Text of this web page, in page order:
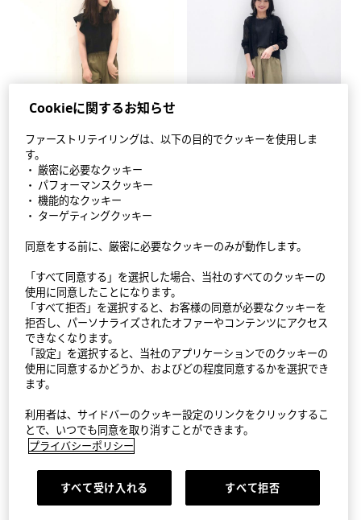
StyleHint アプリ
利用規約
プライバシーポリシー（外部送信ポリシーを含む）
サイトマップ
お問い合わせ
会社概要
©FAST RETAILING CO., LTD.
Cookieに関するお知らせ
ファーストリテイリングは、以下の目的でクッキーを使用しま
す。
・ 厳密に必要なクッキー
・ パフォーマンスクッキー
・ 機能的なクッキー
・ ターゲティングクッキー
同意をする前に、厳密に必要なクッキーのみが動作します。
「すべて同意する」を選択した場合、当社のすべてのクッキーの
使用に同意したことになります。
「すべて拒否」を選択すると、お客様の同意が必要なクッキーを
拒否し、パーソナライズされたオファーやコンテンツにアクセス
できなくなります。
「設定」を選択すると、当社のアプリケーションでのクッキーの
使用に同意するかどうか、およびどの程度同意するかを選択でき
ます。
利用者は、サイドバーのクッキー設定のリンクをクリックするこ
とで、いつでも同意を取り消すことができます。
プライバシーポリシー
すべて受け入れる すべて拒否